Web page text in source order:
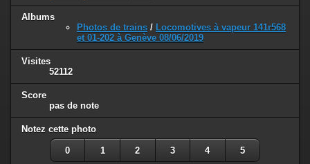
Albums
Photos de trains / Locomotives à vapeur 141r568
et 01-202 à Genève 08/06/2019
Visites
52112
Score
pas de note
Notez cette photo
0 1 2 3 4 5